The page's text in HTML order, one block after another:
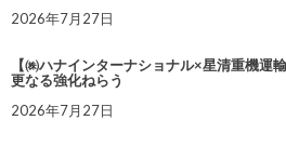
2026年7月27日
【㈱ハナインターナショナル×星清重機運
更なる強化ねらう
2026年7月27日